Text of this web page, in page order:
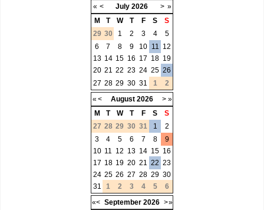
« < July 2026 > »
M
T W T F S
S
29 30 1 2 3 4
5
6
7 8 9 10 11 12
13 14 15 16 17 18 19
20 21 22 23 24 25 26
27 28 29 30 31 1
2
« < August 2026 > »
M
T W T F S
S
27 28 29 30 31 1
2
3
4 5 6 7 8
9
10 11 12 13 14 15 16
17 18 19 20 21 22 23
24 25 26 27 28 29 30
31
1 2 3 4 5
6
«< September 2026 >»